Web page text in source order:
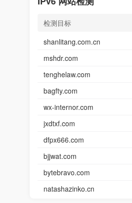
检测目标
shanlitang.com.cn
mshdr.com
tenghelaw.com
bagfty.com
wx-internor.com
jxdtxf.com
dfpx666.com
bjjwat.com
bytebravo.com
natashazinko.cn